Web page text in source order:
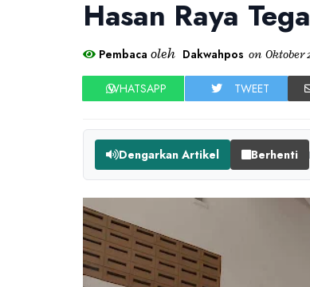
Hasan Raya
Pembaca oleh Dakwahpos on Oktober
WHATSAPP TWEET
Dengarkan Artikel Berhenti